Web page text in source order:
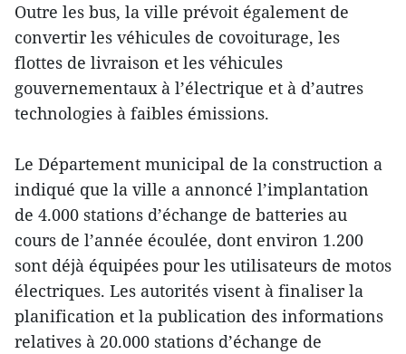
Outre les bus, la ville prévoit également de
convertir les véhicules de covoiturage, les
flottes de livraison et les véhicules
gouvernementaux à l’électrique et à d’autres
technologies à faibles émissions.
Le Département municipal de la construction a
indiqué que la ville a annoncé l’implantation
de 4.000 stations d’échange de batteries au
cours de l’année écoulée, dont environ 1.200
sont déjà équipées pour les utilisateurs de motos
électriques. Les autorités visent à finaliser la
planification et la publication des informations
relatives à 20.000 stations d’échange de